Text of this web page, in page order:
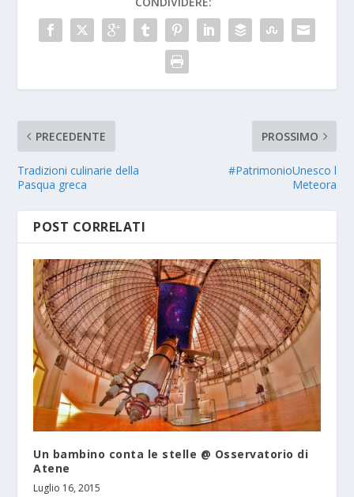
PRECEDENTE
Tradizioni culinarie della
Pasqua greca
PROSSIMO
#PatrimonioUnesco l
Meteora
POST CORRELATI
Un bambino conta le stelle @ Osservatorio di
Atene
Luglio 16, 2015